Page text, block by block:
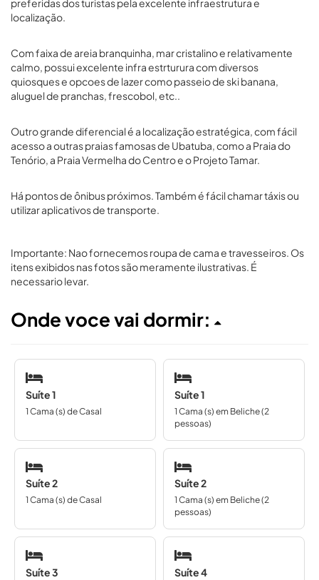
preferidas dos turistas pela excelente infraestrutura e
localização.
Com faixa de areia branquinha, mar cristalino e relativamente
calmo, possui excelente infra estrturura com diversos
quiosques e opcoes de lazer como passeio de ski banana,
aluguel de pranchas, frescobol, etc..
Outro grande diferencial é a localização estratégica, com fácil
acesso a outras praias famosas de Ubatuba, como a Praia do
Tenório, a Praia Vermelha do Centro e o Projeto Tamar.
Há pontos de ônibus próximos. Também é fácil chamar táxis ou
utilizar aplicativos de transporte.
Importante: Nao fornecemos roupa de cama e travesseiros. Os
itens exibidos nas fotos são meramente ilustrativas. É
necessario levar.
Onde voce vai dormir:
Suíte 1
1 Cama (s) de Casal
Suíte 1
1 Cama (s) em Beliche (2
pessoas)
Suíte 2
1 Cama (s) de Casal
Suíte 2
1 Cama (s) em Beliche (2
pessoas)
Suíte 3 Suíte 4